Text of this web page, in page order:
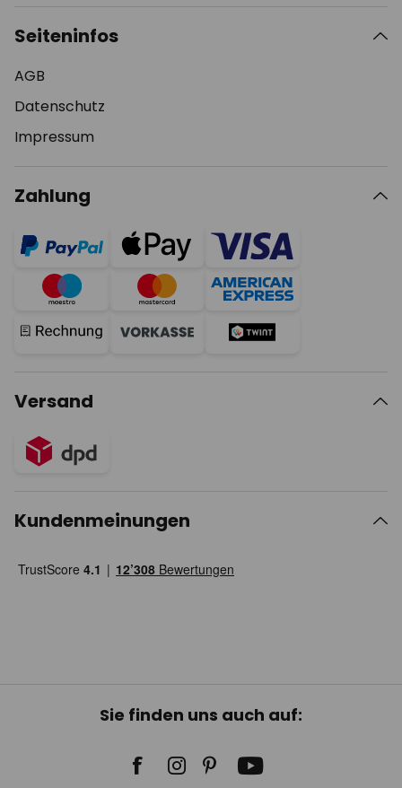
Seiteninfos
AGB
Datenschutz
Impressum
Zahlung
Versand
Kundenmeinungen
Sie finden uns auch auf: